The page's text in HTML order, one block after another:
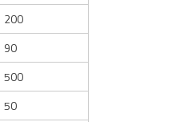
200
90
500
50